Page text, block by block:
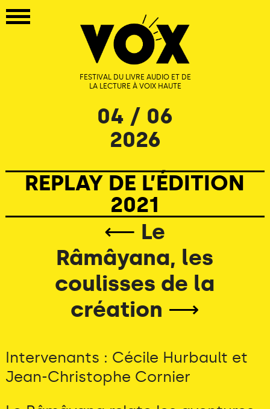
FESTIVAL DU LIVRE AUDIO ET DE
LA LECTURE À VOIX HAUTE
04 / 06
2026
REPLAY DE L’ÉDITION
2021
⟵ Le
Râmâyana, les
coulisses de la
création ⟶
Intervenants : Cécile Hurbault et
Jean-Christophe Cornier